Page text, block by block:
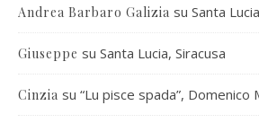
Andrea Barbaro Galizia su Santa
Giuseppe su Santa Lucia, Siracusa
Cinzia su “Lu pisce spada”, Domenico